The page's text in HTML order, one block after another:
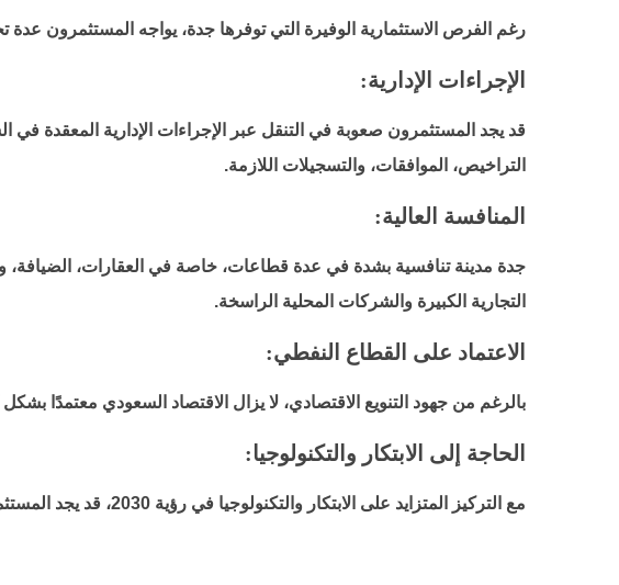
رغم الفرص الاستثمارية الوفيرة التي توفرها جدة، يواجه المستثمرون عدة
الإجراءات الإدارية:
قد يجد المستثمرون صعوبة في التنقل عبر الإجراءات الإدارية المعقدة في
التراخيص، الموافقات، والتسجيلات اللازمة.
المنافسة العالية:
جدة مدينة تنافسية بشدة في عدة قطاعات، خاصة في العقارات، الضيافة،
التجارية الكبيرة والشركات المحلية الراسخة.
الاعتماد على القطاع النفطي:
بالرغم من جهود التنويع الاقتصادي، لا يزال الاقتصاد السعودي معتمدًا
الحاجة إلى الابتكار والتكنولوجيا:
مع التركيز المتزايد على الابتكار والتكنولوجيا في رؤية 2030، قد يجد المستثمرون في القطاعات التقليدية تحديًا في الحفاظ على الربحية دون الاستثمار في تحديثات تكنولوجية.